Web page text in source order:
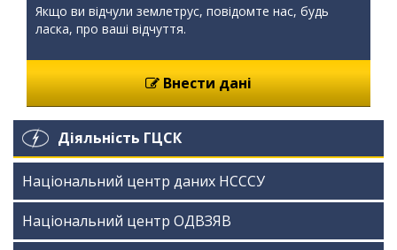
Якщо ви відчули землетрус, повідомте нас, будь
ласка, про ваші відчуття.
Внести дані
Діяльність ГЦСК
Національний центр даних НСССУ
Національний центр ОДВЗЯВ